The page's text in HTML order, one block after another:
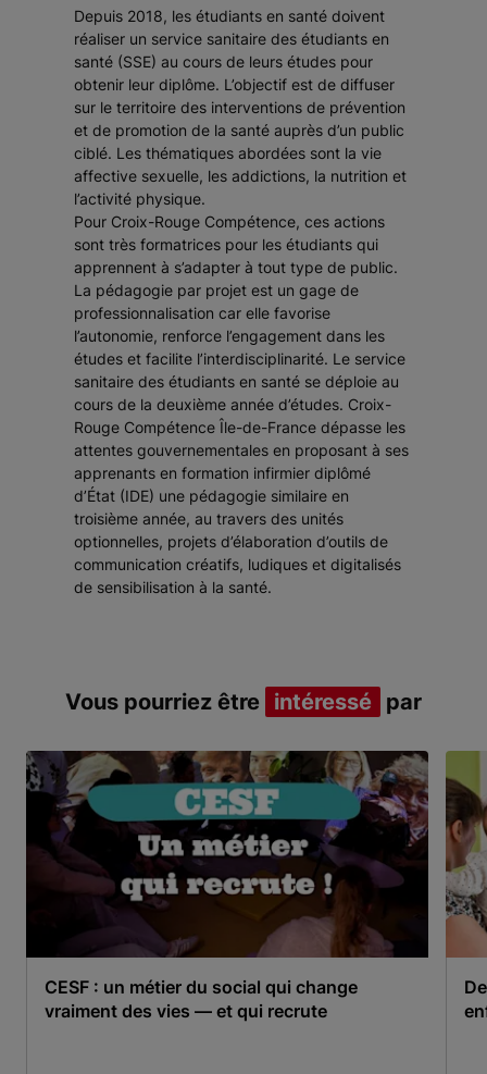
Depuis 2018, les étudiants en santé doivent
réaliser un service sanitaire des étudiants en
santé (SSE) au cours de leurs études pour
obtenir leur diplôme. L’objectif est de diffuser
sur le territoire des interventions de prévention
et de promotion de la santé auprès d’un public
ciblé. Les thématiques abordées sont la vie
affective sexuelle, les addictions, la nutrition et
l’activité physique.
Pour Croix-Rouge Compétence, ces actions
sont très formatrices pour les étudiants qui
apprennent à s’adapter à tout type de public.
La pédagogie par projet est un gage de
professionnalisation car elle favorise
l’autonomie, renforce l’engagement dans les
études et facilite l’interdisciplinarité. Le service
sanitaire des étudiants en santé se déploie au
cours de la deuxième année d’études. Croix-
Rouge Compétence Île-de-France dépasse les
attentes gouvernementales en proposant à ses
apprenants en formation infirmier diplômé
d’État (IDE) une pédagogie similaire en
troisième année, au travers des unités
optionnelles, projets d’élaboration d’outils de
communication créatifs, ludiques et digitalisés
de sensibilisation à la santé.
Vous pourriez être intéressé par
CESF : un métier du social qui change
vraiment des vies — et qui recrute